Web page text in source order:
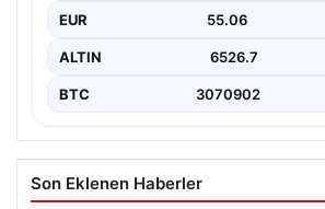
EUR 55.06
ALTIN 6526.7
BTC 3070902
Son Eklenen Haberler